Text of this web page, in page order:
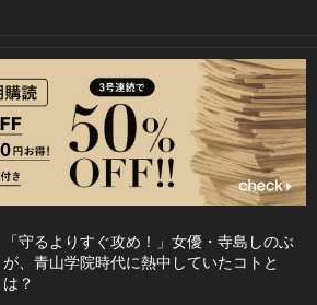
「守るよりすぐ攻め！」女優・寺島しのぶ
が、青山学院時代に熱中していたコトと
は？